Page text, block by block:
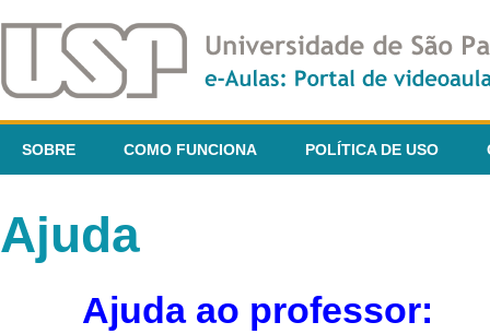
SOBRE COMO FUNCIONA POLÍTICA DE USO
Ajuda
Ajuda ao professor: